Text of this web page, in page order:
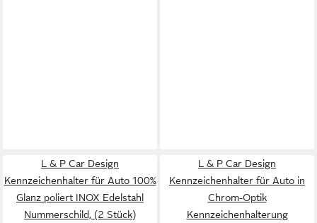
L & P Car Design
Kennzeichenhalter für Auto 100%
Glanz poliert INOX Edelstahl
Nummerschild, (2 Stück)
L & P Car Design
Kennzeichenhalter für Auto in
Chrom-Optik
Kennzeichenhalterung